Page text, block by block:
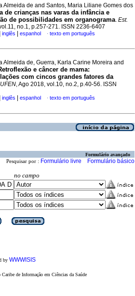
Almeida de and Santos, Maria Liliane Gomes dos
de crianças nas varas da infância e
de possibilidades em organograma. Est.
no.1, p.257-271. ISSN 2236-6407
inglês espanhol · texto em português
Almeida de, Guerra, Karla Carine Moreira and
e câncer de mama:
com cincos grandes fatores da
, Ago 2018, vol.10, no.2, p.40-56. ISSN
inglês espanhol · texto em português
Formulário avançado
Pesquisar por : Formulário livre Formulário básico
no campo
by WWWISIS
de Informação em Ciências da Saúde